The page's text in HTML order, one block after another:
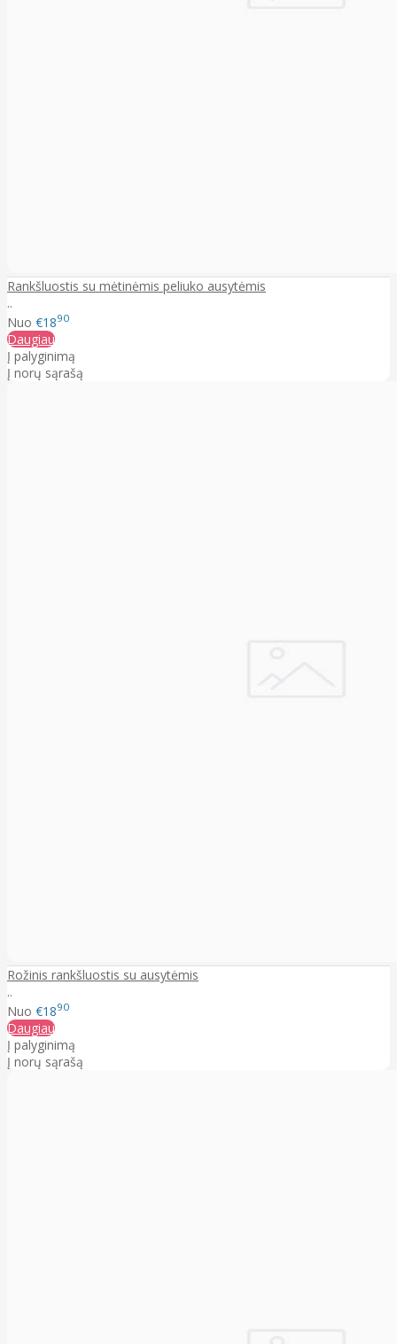
Rankšluostis su mėtinėmis peliuko ausytėmis
..
Nuo €1890
Daugiau
Į palyginimą
Į norų sąrašą
Rožinis rankšluostis su ausytėmis
..
Nuo €1890
Daugiau
Į palyginimą
Į norų sąrašą